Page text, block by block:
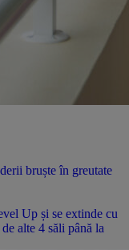
bruște în greutate
Up și se extinde cu
alte 4 săli până la